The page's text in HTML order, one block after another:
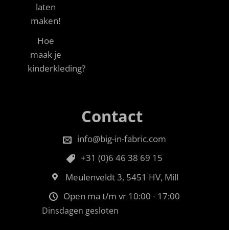
laten
maken!
Hoe
maak je
kinderkleding?
Contact
info@big-in-fabric.com
+31 (0)6 46 38 69 15
Meulenveldt 3, 5451 HV, Mill
Open ma t/m vr 10:00 - 17:00
Dinsdagen gesloten